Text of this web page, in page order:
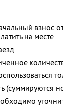
взнос
на месте
(суммируются